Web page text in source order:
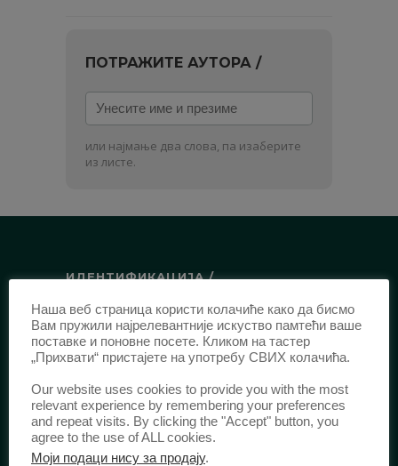
ПОТРАЖИТЕ АУТОРА /
Унесите
име
и
презиме
или најмање два слова, па изаберите
из листе.
ИДЕНТИФИКАЦИЈА /
ISSN:0003-2565(Штампано издање)
еISSN:2406-2693(Онлајн издање)
DOI:10.51204/Anali_PFBU_1906
ИЗДАВАЧ /
Правни факултет Универзитета у
Наша веб страница користи колачиће како да бисмо
Вам пружили најрелевантније искуство памтећи ваше
поставке и поновне посете. Кликом на тастер
„Прихвати“ пристајете на употребу СВИХ колачића.
Our website uses cookies to provide you with the most
relevant experience by remembering your preferences
and repeat visits. By clicking the "Accept" button, you
agree to the use of ALL cookies.
Моји подаци нису за продају.